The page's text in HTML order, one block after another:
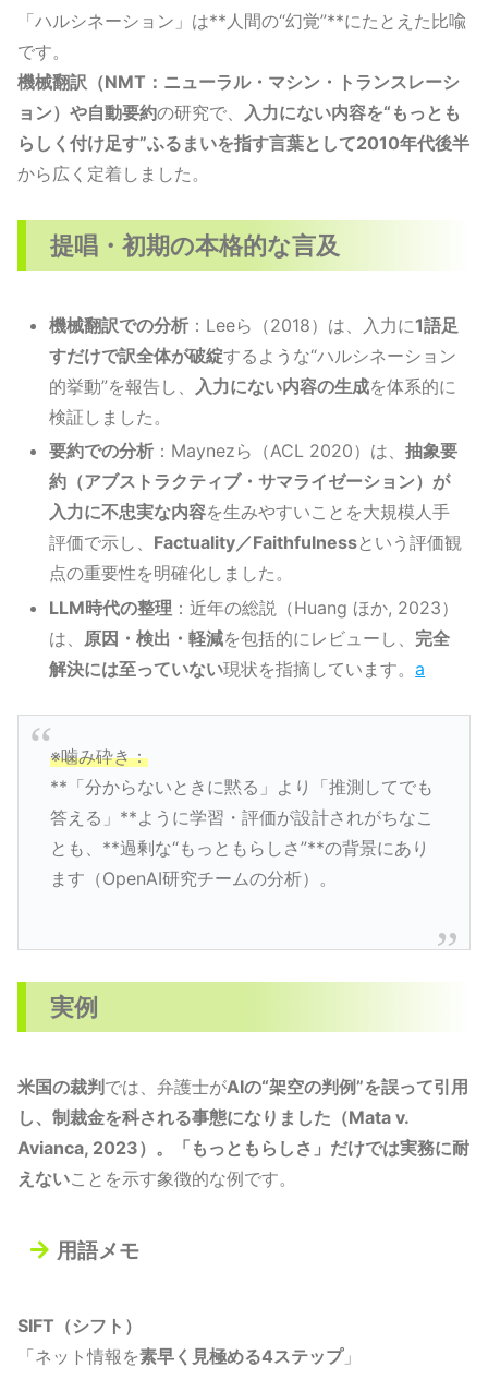
「ハルシネーション」は**人間の“幻覚”**にたとえた比喩
です。
機械翻訳（NMT：ニューラル・マシン・トランスレーシ
ョン）や自動要約の研究で、 入力にない内容を“もっとも
らしく付け足す”ふるまいを指す言葉として2010年代後半
から広く定着しました。
提唱・初期の本格的な言及
機械翻訳での分析 ：Leeら（2018）は、入力に1語足
すだけで訳全体が破綻するような“ハルシネーション
的挙動”を報告し、 入力にない内容の生成を体系的に
検証しました。
要約での分析 ：Maynezら（ACL 2020）は、抽象要
約（アブストラクティブ・サマライゼーション）が
入力に不忠実な内容を生みやすいことを大規模人手
評価で示し、 Factuality／Faithfulnessという評価観
点の重要性を明確化しました。
LLM時代の整理 ：近年の総説（Huang ほか, 2023）
は、 原因・検出・軽減を包括的にレビューし、 完全
解決には至っていない現状を指摘しています。a
※噛み砕き：
**「分からないときに黙る」より「推測してでも
答える」**ように学習・評価が設計されがちなこ
とも、**過剰な“もっともらしさ”**の背景にあり
ます（OpenAI研究チームの分析）。
実例
米国の裁判では、弁護士がAIの“架空の判例”を誤って引用
し、制裁金を科される事態になりました（Mata v.
Avianca, 2023）。「もっともらしさ」だけでは実務に耐
えないことを示す象徴的な例です。
用語メモ
SIFT（シフト）
「ネット情報を素早く見極める4ステップ」